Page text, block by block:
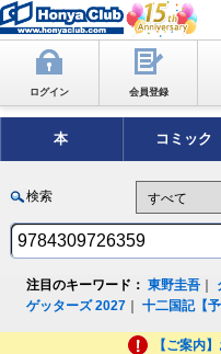
ログイン 会員登録
本 コミック
検索
注目のキーワード： 東野圭吾
ゲッターズ 2027 ｜十二国記【予
【ご案内